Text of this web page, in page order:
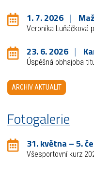
1. 7. 2026
Veronika Luňáčková
23. 6. 2026
Úspěšná obhajoba
ARCHIV AKTUALIT
Fotogalerie
31. května – 5.
Všesportovní kurz